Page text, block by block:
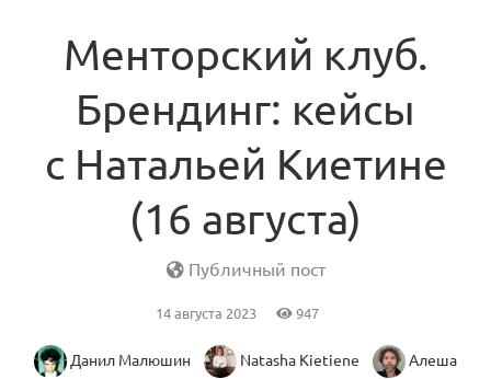
Менторский клуб.
Брендинг: кейсы
с Натальей Киетине
(16 августа)
Публичный пост
14 августа 2023 947
Данил Малюшин Natasha Kietiene
Алеша